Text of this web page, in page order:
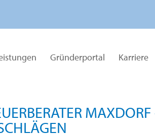
Gründerportal Karriere